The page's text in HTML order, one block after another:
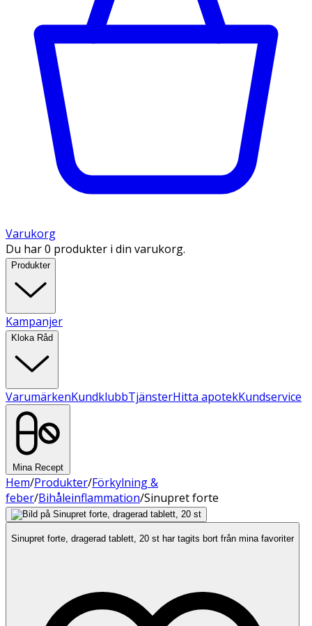
Varukorg
Du har 0 produkter i din varukorg.
Produkter
Kampanjer
Kloka Råd
VarumärkenKundklubbTjänsterHitta apotekKundservice
Mina Recept
Hem/Produkter/Förkylning &
feber/Bihåleinflammation/Sinupret forte
Sinupret forte, dragerad tablett, 20 st har tagits bort från mina favoriter